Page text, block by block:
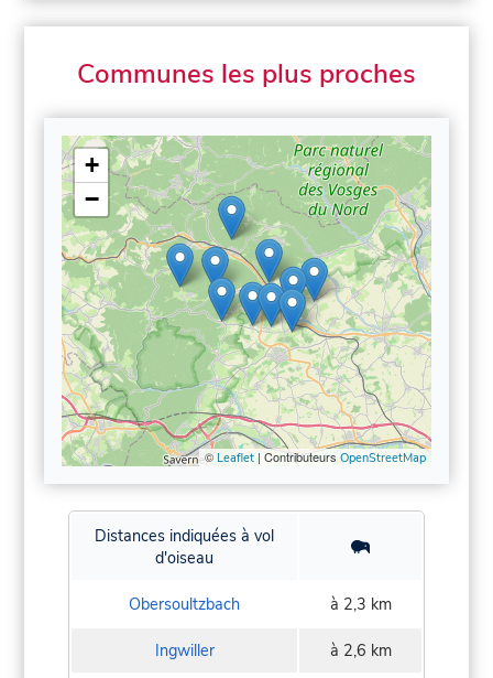
Communes les plus proches
+
−
© Leaflet| Contributeurs OpenStreetMap
Distances indiquées à vol
d'oiseau
Obersoultzbach à 2,3 km
Ingwiller à 2,6 km